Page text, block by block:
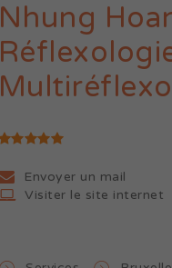
Nhung
Envoyer un mail
Visiter le site internet